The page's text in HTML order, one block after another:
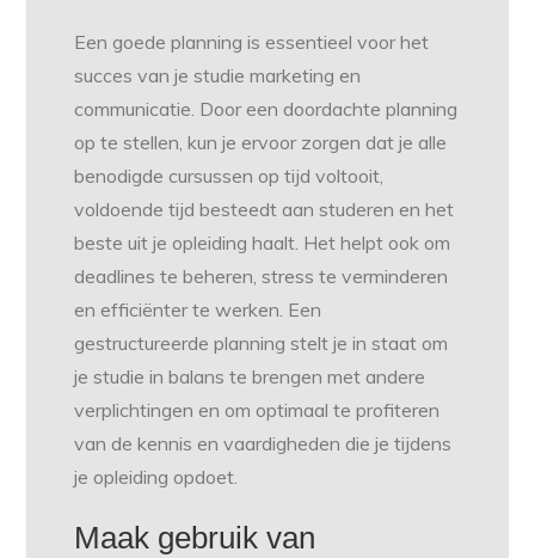
Een goede planning is essentieel voor het
succes van je studie marketing en
communicatie. Door een doordachte planning
op te stellen, kun je ervoor zorgen dat je alle
benodigde cursussen op tijd voltooit,
voldoende tijd besteedt aan studeren en het
beste uit je opleiding haalt. Het helpt ook om
deadlines te beheren, stress te verminderen
en efficiënter te werken. Een
gestructureerde planning stelt je in staat om
je studie in balans te brengen met andere
verplichtingen en om optimaal te profiteren
van de kennis en vaardigheden die je tijdens
je opleiding opdoet.
Maak gebruik van